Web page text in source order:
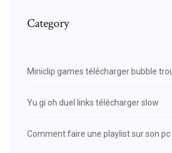
Category
Miniclip games télécharger bubble
Yu gi oh duel links télécharger slow
Comment faire une playlist sur son pc